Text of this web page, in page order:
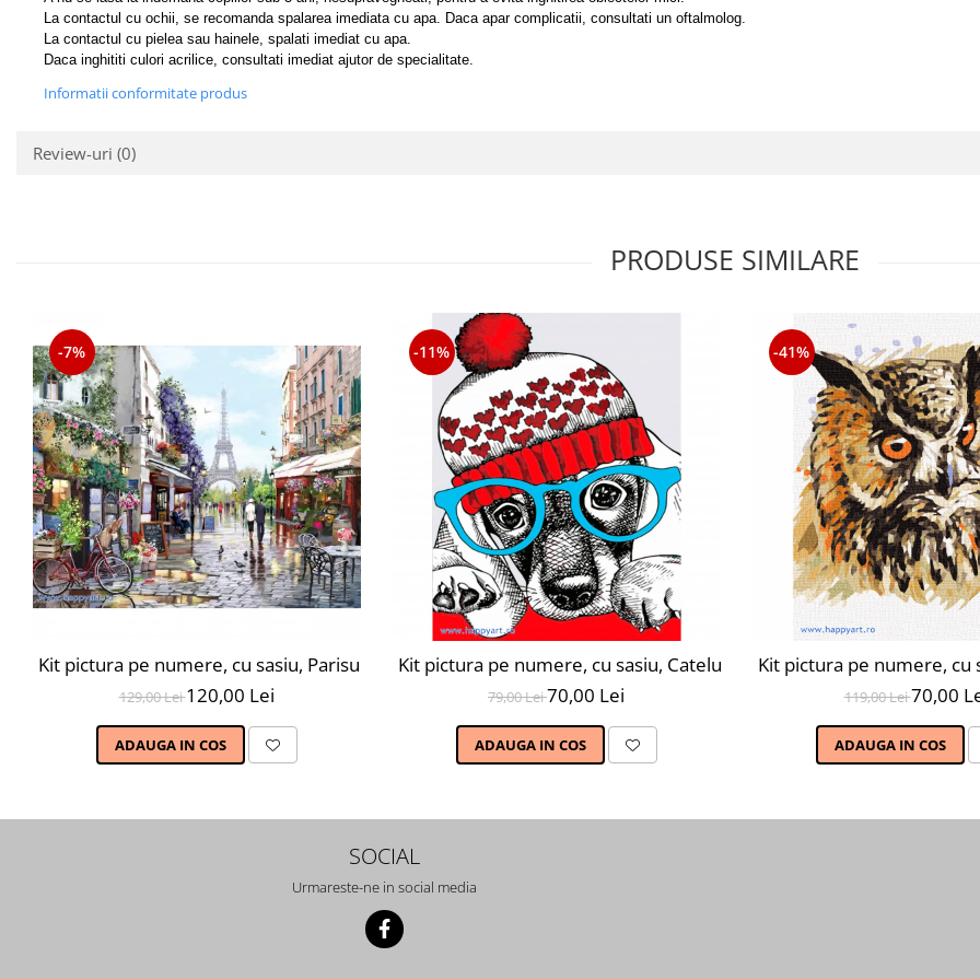
La contactul cu ochii, se recomanda spalarea imediata cu apa. Daca apar complicatii, consultati un oftalmolog.
La contactul cu pielea sau hainele, spalati imediat cu apa.
Daca inghititi culori acrilice, consultati imediat ajutor de specialitate.
Informatii conformitate produs
Review-uri (0)
PRODUSE SIMILARE
-7%
Kit pictura pe numere, cu sasiu, Parisul primavara, 40X50 cm, 30 culori, nivel avansat, MG2206
129,00 Lei120,00 Lei
ADAUGA IN COS
-11%
Kit pictura pe numere, cu sasiu, Catelus la moda, 20X30 cm, 23
79,00 Lei70,00 Lei
ADAUGA IN COS
-41%
Kit pictura pe numere, cu
119,00 Lei70,00
ADAUGA IN COS
SOCIAL
Urmareste-ne in social media